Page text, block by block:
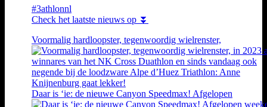
#3athlonnl
Check het laatste nieuws op ⏬
Voormalig hardloopster, tegenwoordig wielrenster,
Daar is ‘ie: de nieuwe Canyon Speedmax! Afgelopen